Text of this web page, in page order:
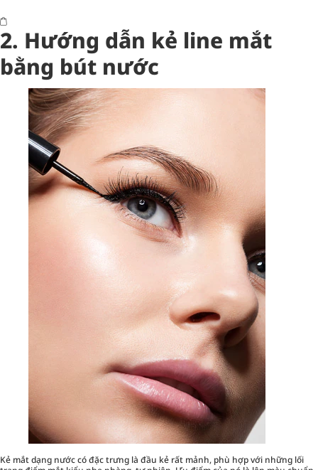
2. Hướng dẫn kẻ line mắt
bằng bút nước
Kẻ mắt dạng nước có đặc trưng là đầu kẻ rất mảnh, phù hợp với những lối